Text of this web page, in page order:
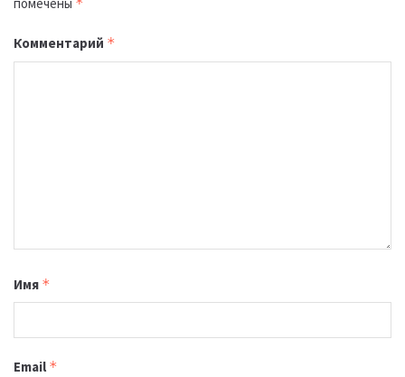
Комментарий *
Имя *
Email *